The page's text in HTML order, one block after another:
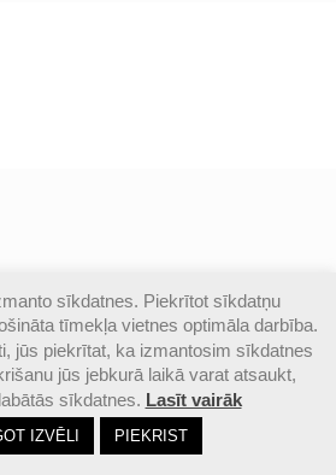
krasta vidusskola | Visas
|Piekļūstamības
sīkdatnes. Piekrītot sīkdatņu
tīmekļa vietnes optimāla darbība.
jūs piekrītat, ka izmantosim sīkdatnes
jūs jebkurā laikā varat atsaukt,
sīkdatnes. Lasīt vairāk
IZVĒLI PIEKRIST
Google